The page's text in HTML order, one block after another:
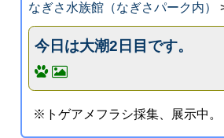
なぎさ水族館（なぎさパーク内）
今日は大潮2日目です。
※トゲアメフラシ採集、展示中。